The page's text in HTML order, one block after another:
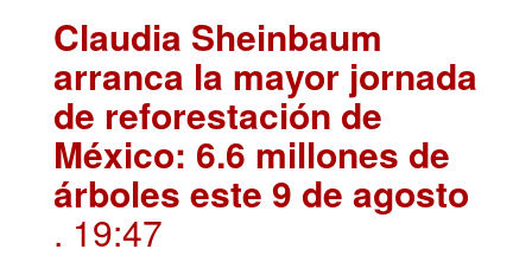
Claudia Sheinbaum
arranca la mayor jornada
de reforestación de
México: 6.6 millones de
árboles este 9 de agosto
. 19:47